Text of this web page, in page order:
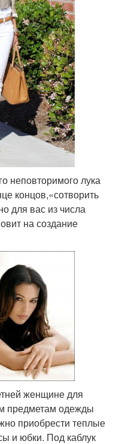
неповторимого лука
концов,«сотворить
для вас из числа
на создание
женщине для
предметам одежды
приобрести теплые
и юбки. Под каблук